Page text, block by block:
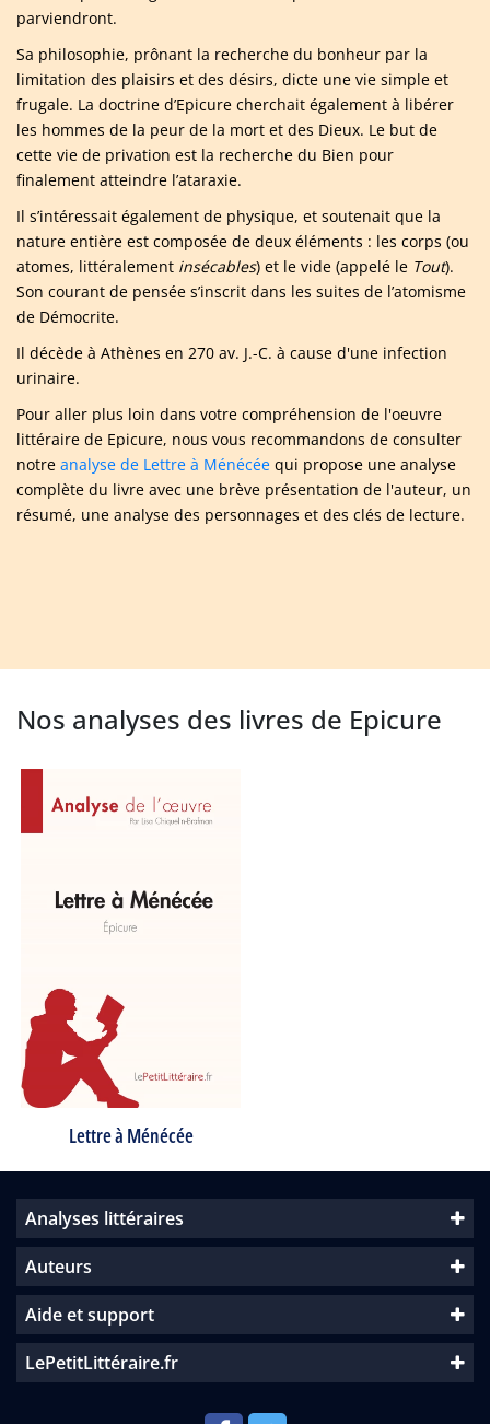
parviendront.
Sa philosophie, prônant la recherche du bonheur par la
limitation des plaisirs et des désirs, dicte une vie simple et
frugale. La doctrine d’Epicure cherchait également à libérer
les hommes de la peur de la mort et des Dieux. Le but de
cette vie de privation est la recherche du Bien pour
finalement atteindre l’ataraxie.
Il s’intéressait également de physique, et soutenait que la
nature entière est composée de deux éléments : les corps (ou
atomes, littéralement insécables) et le vide (appelé le Tout).
Son courant de pensée s’inscrit dans les suites de l’atomisme
de Démocrite.
Il décède à Athènes en 270 av. J.-C. à cause d'une infection
urinaire.
Pour aller plus loin dans votre compréhension de l'oeuvre
littéraire de Epicure, nous vous recommandons de consulter
notre analyse de Lettre à Ménécée qui propose une analyse
complète du livre avec une brève présentation de l'auteur, un
résumé, une analyse des personnages et des clés de lecture.
Nos analyses des livres de Epicure
Lettre à Ménécée
Analyses littéraires
Auteurs
Aide et support
LePetitLittéraire.fr